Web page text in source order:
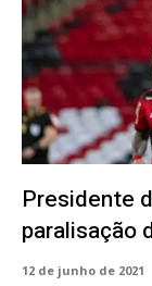
Presidente
paralisação
12 de junho de 2021